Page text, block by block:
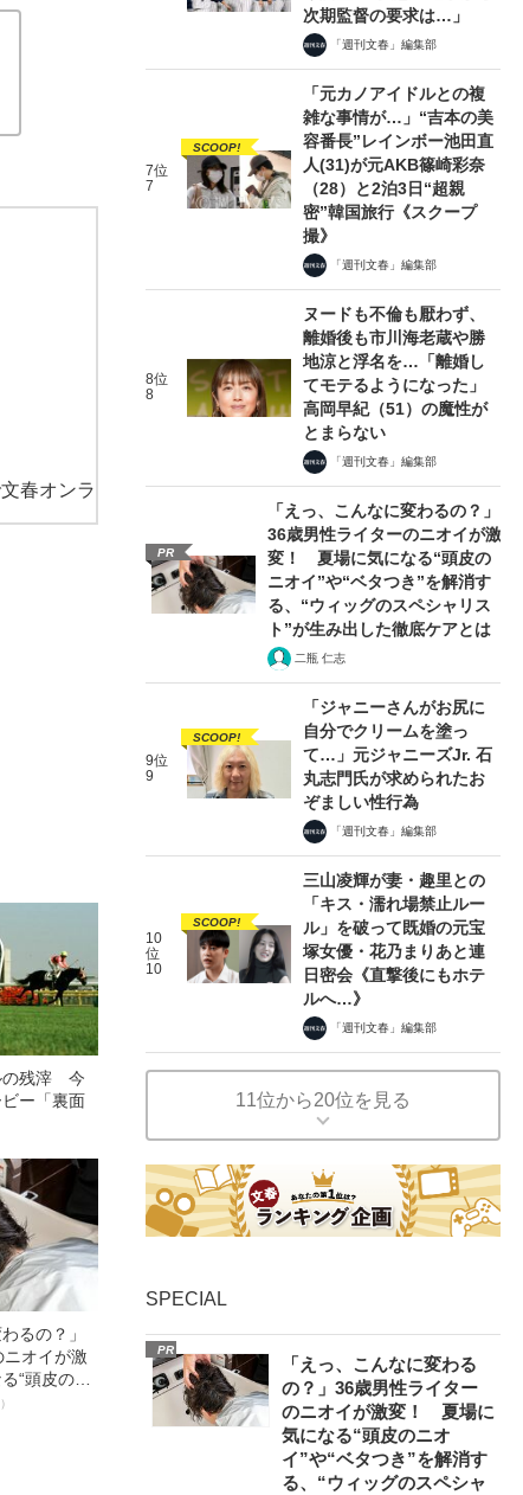
春オンラ
の残滓 今
ー「裏面
るの？」
オイが激
“頭皮のニ
消す
次期監督の要求は…」
「週刊文春」編集部
7位
7
SCOOP!
「元カノアイドルとの複
雑な事情が…」“吉本の美
容番長”レインボー池田直
人(31)が元AKB篠崎彩奈
（28）と2泊3日“超親
密”韓国旅行《スクープ
撮》
「週刊文春」編集部
8位
8
ヌードも不倫も厭わず、
離婚後も市川海老蔵や勝
地涼と浮名を…「離婚し
てモテるようになった」
高岡早紀（51）の魔性が
とまらない
「週刊文春」編集部
PR
「えっ、こんなに変わるの？」
36歳男性ライターのニオイが激
変！ 夏場に気になる“頭皮の
ニオイ”や“ベタつき”を解消す
る、“ウィッグのスペシャリス
ト”が生み出した徹底ケアとは
二瓶 仁志
9位
9
SCOOP!
「ジャニーさんがお尻に
自分でクリームを塗っ
て…」元ジャニーズJr. 石
丸志門氏が求められたお
ぞましい性行為
「週刊文春」編集部
10
位
10
SCOOP!
三山凌輝が妻・趣里との
「キス・濡れ場禁止ルー
ル」を破って既婚の元宝
塚女優・花乃まりあと連
日密会《直撃後にもホテ
ルへ…》
「週刊文春」編集部
11位から20位を見る
SPECIAL
PR
「えっ、こんなに変わる
の？」36歳男性ライター
のニオイが激変！ 夏場に
気になる“頭皮のニオ
イ”や“ベタつき”を解消す
る、“ウィッグのスペシャ